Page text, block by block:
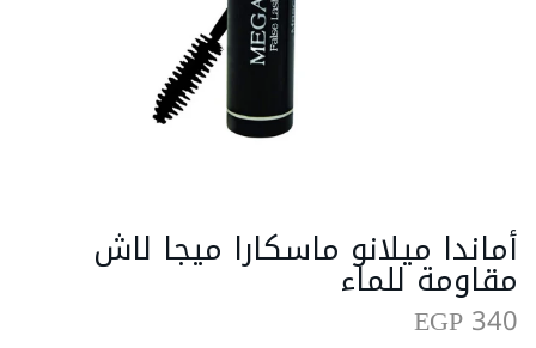
أماندا ميلانو ماسكارا ميجا لاش
مقاومة للماء
EGP 340